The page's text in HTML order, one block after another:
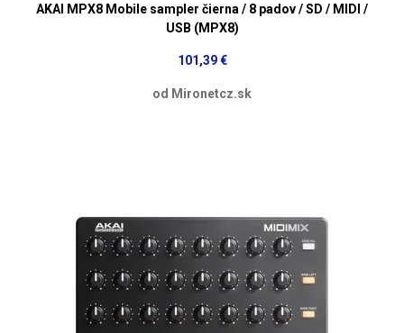
AKAI MPX8 Mobile sampler čierna / 8 padov / SD / MIDI /
USB (MPX8)
101,39 €
od Mironetcz.sk